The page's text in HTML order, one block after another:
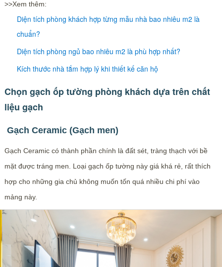
>>Xem thêm:
Diện tích phòng khách hợp từng mẫu nhà bao nhiêu m2 là
chuẩn?
Diện tích phòng ngủ bao nhiêu m2 là phù hợp nhất?
Kích thước nhà tắm hợp lý khi thiết kế căn hộ
Chọn gạch ốp tường phòng khách dựa trên chất
liệu gạch
Gạch Ceramic (Gạch men)
Gạch Ceramic có thành phần chính là đất sét, tràng thạch với bề
mặt được tráng men. Loại gạch ốp tường này giá khá rẻ, rất thích
hợp cho những gia chủ không muốn tốn quá nhiều chi phí vào
mảng này.